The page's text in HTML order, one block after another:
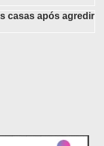
casas após agredir